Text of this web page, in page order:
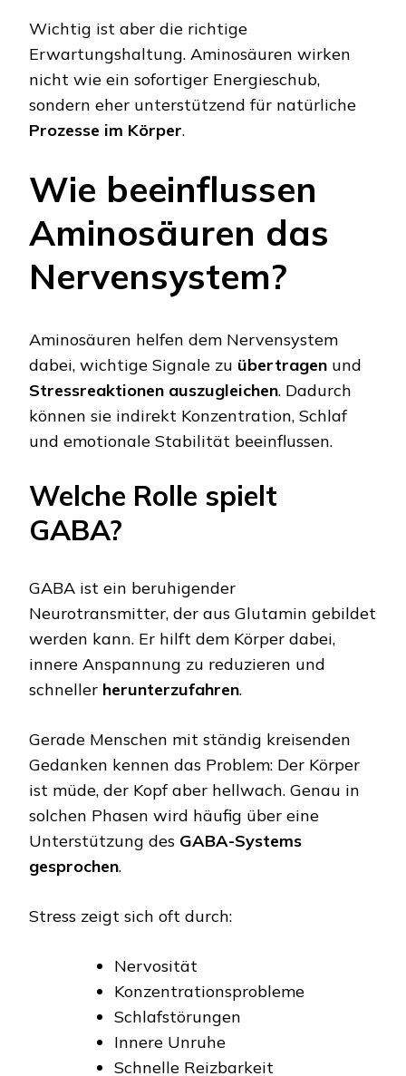
Wichtig ist aber die richtige
Erwartungshaltung. Aminosäuren wirken
nicht wie ein sofortiger Energieschub,
sondern eher unterstützend für natürliche
Prozesse im Körper.
Wie beeinflussen
Aminosäuren das
Nervensystem?
Aminosäuren helfen dem Nervensystem
dabei, wichtige Signale zu übertragen und
Stressreaktionen auszugleichen. Dadurch
können sie indirekt Konzentration, Schlaf
und emotionale Stabilität beeinflussen.
Welche Rolle spielt
GABA?
GABA ist ein beruhigender
Neurotransmitter, der aus Glutamin gebildet
werden kann. Er hilft dem Körper dabei,
innere Anspannung zu reduzieren und
schneller herunterzufahren.
Gerade Menschen mit ständig kreisenden
Gedanken kennen das Problem: Der Körper
ist müde, der Kopf aber hellwach. Genau in
solchen Phasen wird häufig über eine
Unterstützung des GABA-Systems
gesprochen.
Stress zeigt sich oft durch:
Nervosität
Konzentrationsprobleme
Schlafstörungen
Innere Unruhe
Schnelle Reizbarkeit